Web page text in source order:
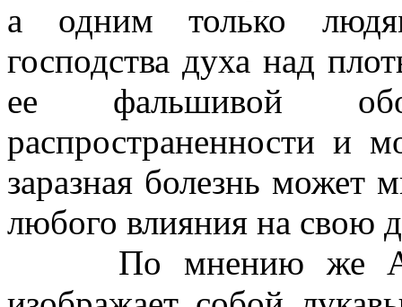
а одним только
господства духа над
ее фальшивой
распространенности и
заразная болезнь может
любого влияния на свою
По мнению же